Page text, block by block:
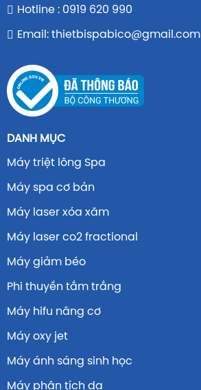
Hotline : 0919 620 990
Email: thietbispabico@gmail.com
DANH MỤC
Máy triệt lông Spa
Máy spa cơ bản
Máy laser xóa xăm
Máy laser co2 fractional
Máy giảm béo
Phi thuyền tắm trắng
Máy hifu nâng cơ
Máy oxy jet
Máy ánh sáng sinh học
Máy phân tích da